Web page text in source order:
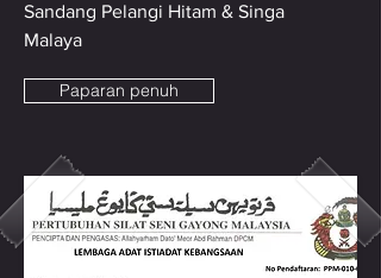
Sandang Pelangi Hitam & Singa
Malaya
Paparan penuh